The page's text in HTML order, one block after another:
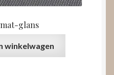
glans
winkelwagen